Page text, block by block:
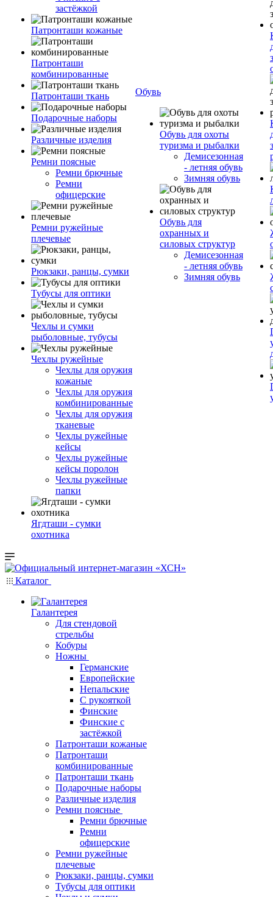
застёжкой
Патронташи кожаные
Патронташи
комбинированные
Патронташи ткань
Подарочные наборы
Различные изделия
Ремни поясные
Ремни брючные
Ремни
офицерские
Ремни ружейные
плечевые
Рюкзаки, ранцы, сумки
Тубусы для оптики
Чехлы и сумки
рыболовные, тубусы
Чехлы ружейные
Чехлы для оружия
кожаные
Чехлы для оружия
комбинированные
Чехлы для оружия
тканевые
Чехлы ружейные
кейсы
Чехлы ружейные
кейсы поролон
Чехлы ружейные
папки
Ягдташи - сумки
охотника
Обувь
Обувь для охоты
туризма и рыбалки
Демисезонная
- летняя обувь
Зимняя обувь
Обувь для
охранных и
силовых структур
Демисезонная
- летняя обувь
Зимняя обувь
Каталог
Галантерея
Для стендовой
стрельбы
Кобуры
Ножны
Германские
Европейские
Непальские
С рукояткой
Финские
Финские с
застёжкой
Патронташи кожаные
Патронташи
комбинированные
Патронташи ткань
Подарочные наборы
Различные изделия
Ремни поясные
Ремни брючные
Ремни
офицерские
Ремни ружейные
плечевые
Рюкзаки, ранцы, сумки
Тубусы для оптики